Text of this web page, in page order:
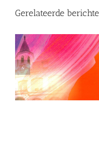
Gerelateerde